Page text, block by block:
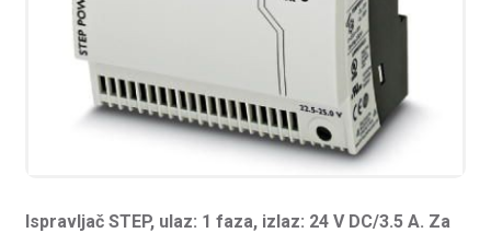
Ispravljač STEP, ulaz: 1 faza, izlaz: 24 V DC/3.5 A. Za